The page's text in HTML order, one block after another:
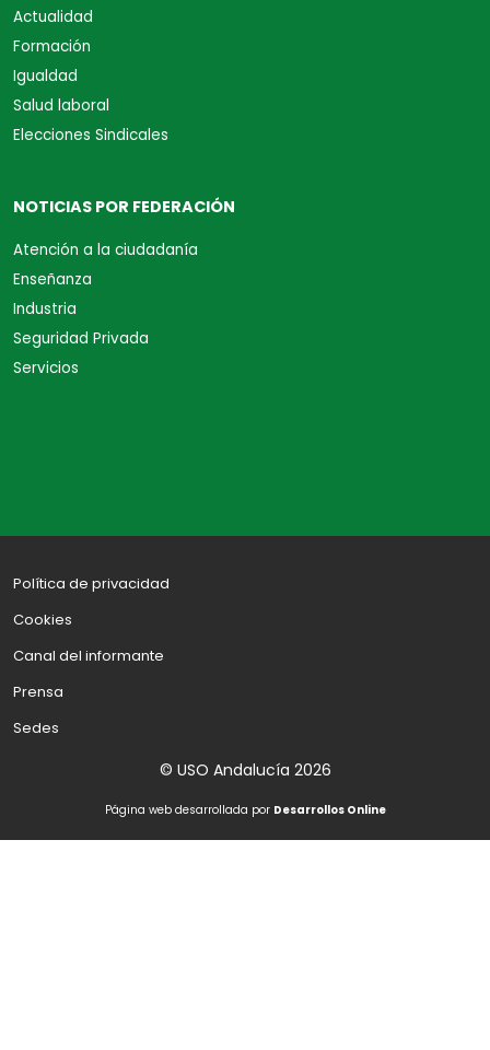
Actualidad
Formación
Igualdad
Salud laboral
Elecciones Sindicales
NOTICIAS POR FEDERACIÓN
Atención a la ciudadanía
Enseñanza
Industria
Seguridad Privada
Servicios
Política de privacidad
Cookies
Canal del informante
Prensa
Sedes
© USO Andalucía 2026
Página web desarrollada por Desarrollos Online